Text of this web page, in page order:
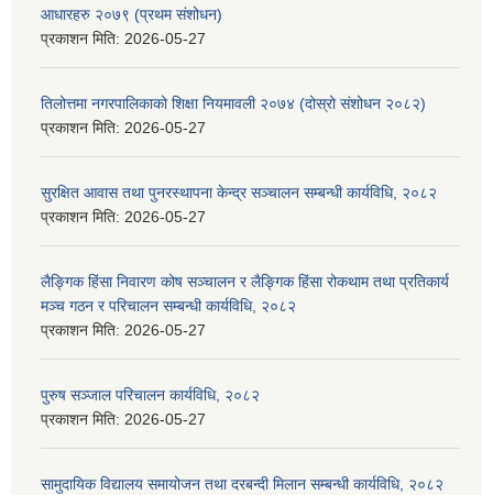
आधारहरु २०७९ (प्रथम संशोधन)
प्रकाशन मिति: 2026-05-27
तिलोत्तमा नगरपालिकाको शिक्षा नियमावली २०७४ (दोस्रो संशोधन २०८२)
प्रकाशन मिति: 2026-05-27
सुरक्षित आवास तथा पुनरस्थापना केन्द्र सञ्चालन सम्बन्धी कार्यविधि, २०८२
प्रकाशन मिति: 2026-05-27
लैङ्गिक हिंसा निवारण कोष सञ्चालन र लैङ्गिक हिंसा रोकथाम तथा प्रतिकार्य
मञ्च गठन र परिचालन सम्बन्धी कार्यविधि, २०८२
प्रकाशन मिति: 2026-05-27
पुरुष सञ्जाल परिचालन कार्यविधि, २०८२
प्रकाशन मिति: 2026-05-27
सामुदायिक विद्यालय समायोजन तथा दरबन्दी मिलान सम्बन्धी कार्यविधि, २०८२